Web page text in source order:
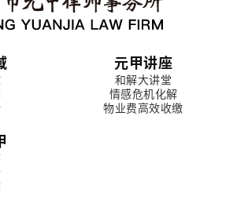
元甲讲座
和解大讲堂
情感危机化解
物业费高效收缴